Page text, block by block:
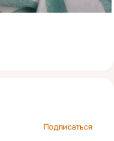
Подписаться